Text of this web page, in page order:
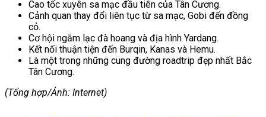
Cao tốc xuyên sa mạc đầu tiên của Tân Cương.
Cảnh quan thay đổi liên tục từ sa mạc, Gobi đến đồng
cỏ.
Cơ hội ngắm lạc đà hoang và địa hình Yardang.
Kết nối thuận tiện đến Burqin, Kanas và Hemu.
Là một trong những cung đường roadtrip đẹp nhất Bắc
Tân Cương.
(Tổng hợp/Ảnh: Internet)